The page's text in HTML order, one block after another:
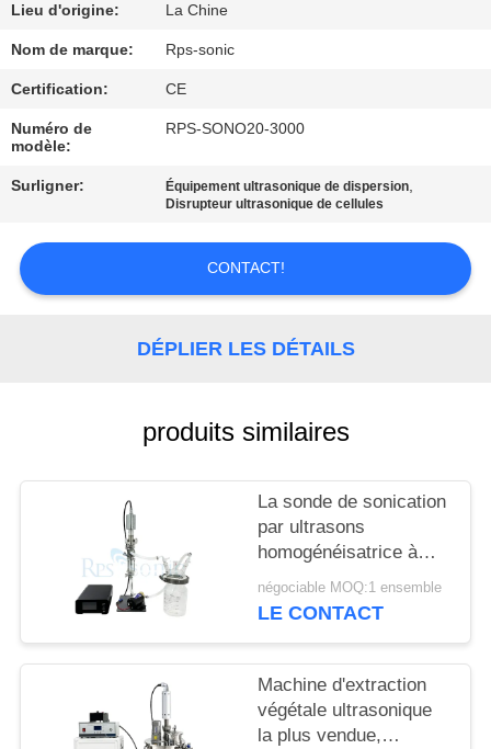
DE
QUALITÉ
CONTACTEZ-
NOUS
CAS
POLITIQUE
CONFIDENTIALITÉ
Lieu d'origine: La Chine
Nom de marque: Rps-sonic
Certification: CE
Numéro de
modèle:
RPS-SONO20-3000
Surligner: Équipement ultrasonique de dispersion,
Disrupteur ultrasonique de cellules
CONTACT!
DÉPLIER LES DÉTAILS
produits similaires
La sonde de sonication
par ultrasons
homogénéisatrice à
échelle de laboratoire
négociable MOQ:1 ensemble
LE CONTACT
Machine d'extraction
végétale ultrasonique
la plus vendue,